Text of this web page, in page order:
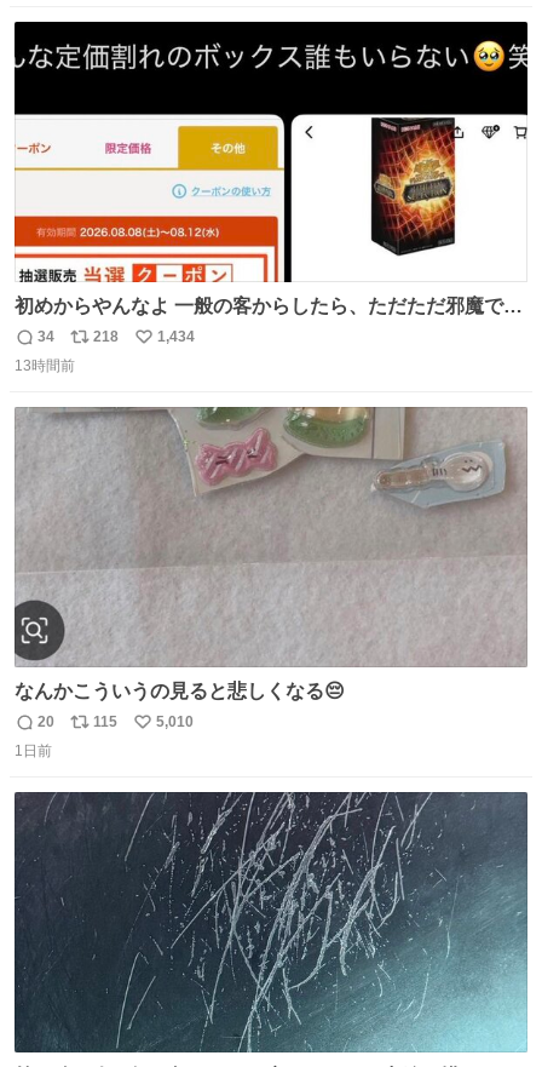
ト
数
数
初めからやんなよ 一般の客からしたら、ただただ邪魔でし
かないのよ
返
信
34
リ
ポ
ト
数
218
い
数
1,434
13時間前
なんかこういうの見ると悲しくなる😔
返
信
20
リ
ト
数
115
い
数
5,010
1日前